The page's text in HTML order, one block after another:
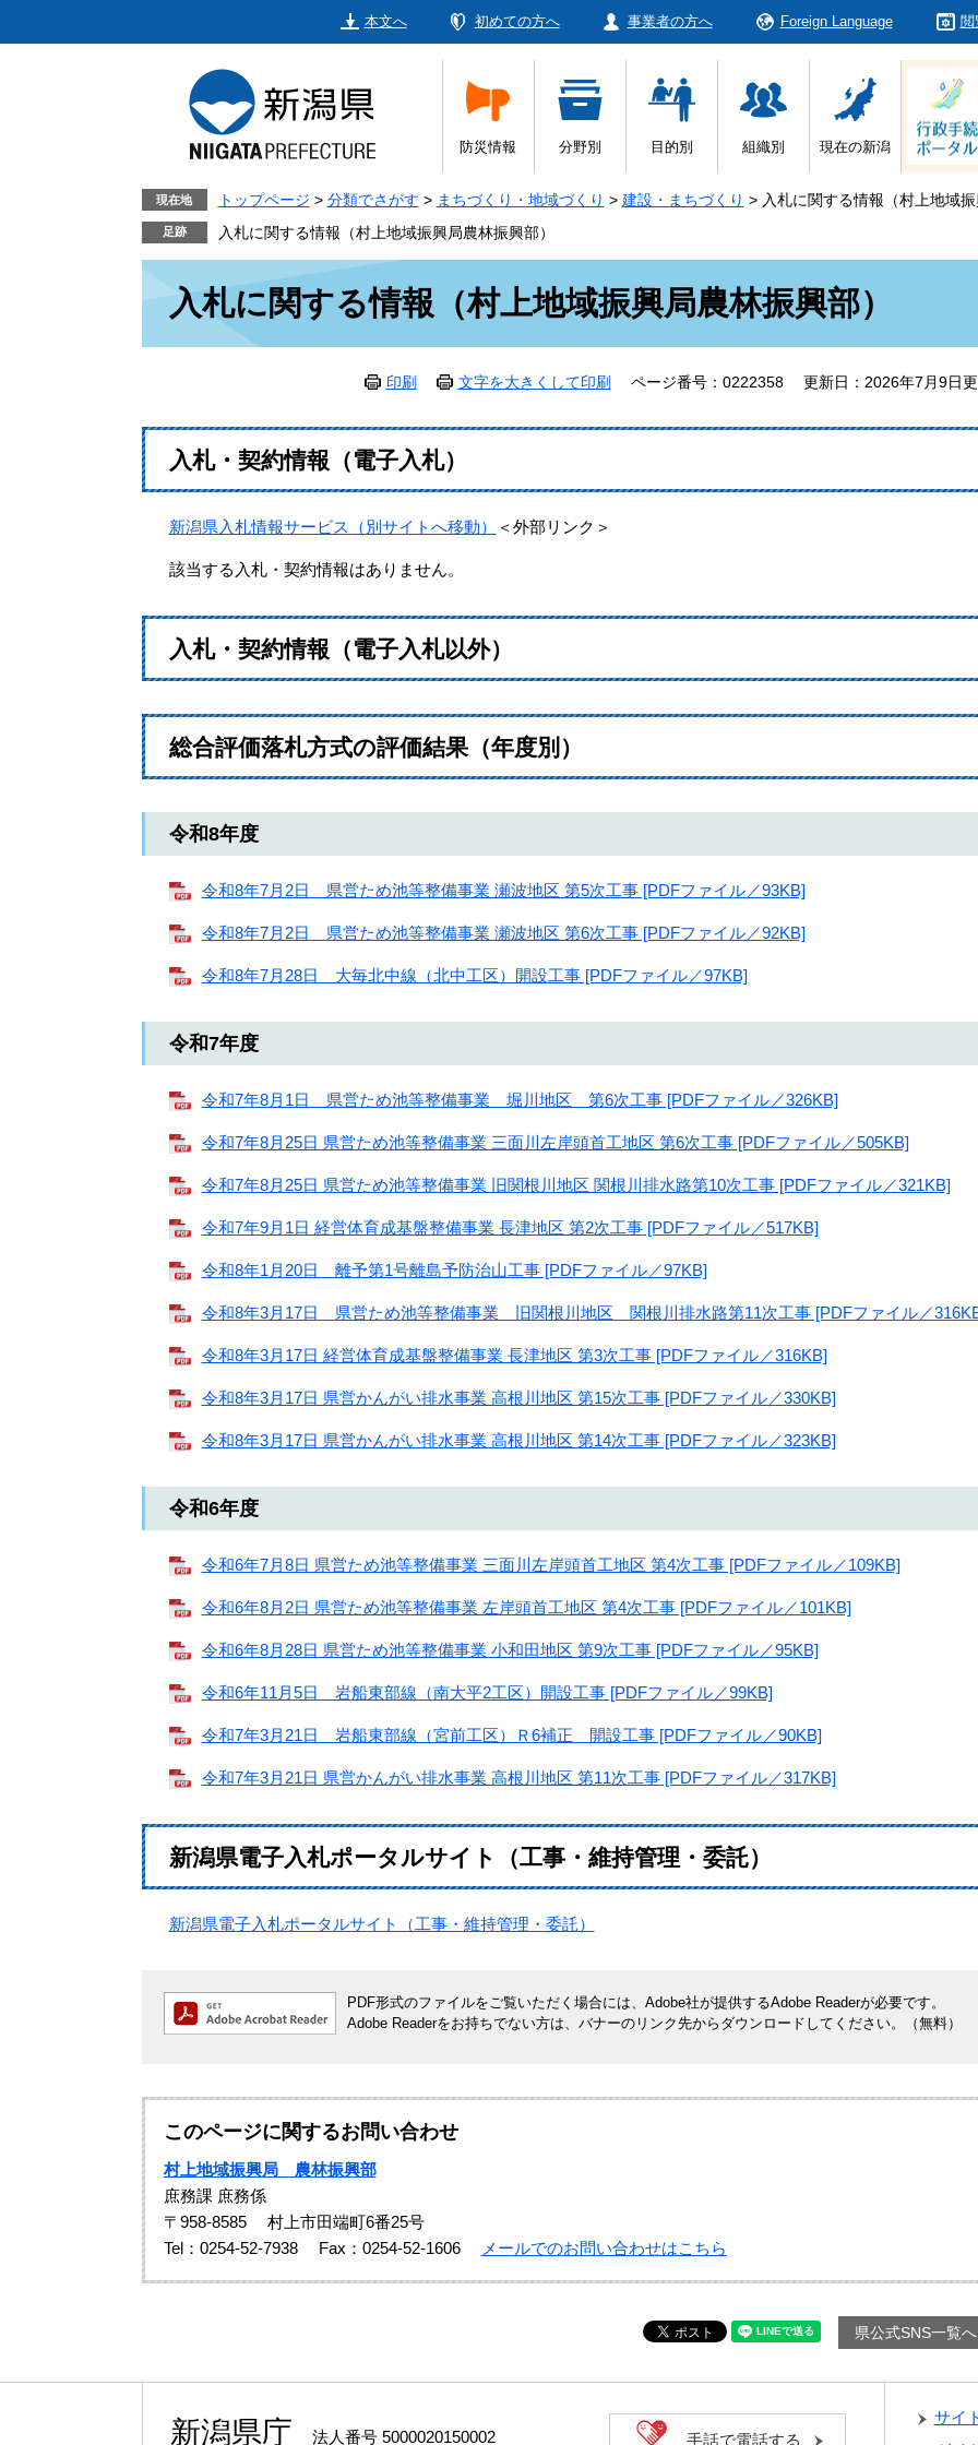
本文へ 初めての方へ 事業者の方へ Foreign Language 閲
防災情報 分野別 目的別 組織別 現在の新潟
現在地 トップページ > 分類でさがす > まちづくり・地域づくり > 建設・まちづくり > 入札に関する情報（村上地域
入札に関する情報（村上地域振興局農林振興部）
入札に関する情報（村上地域振興局農林振興部）
印刷 文字を大きくして印刷 ページ番号：0222358 更新日：2026年7月9日
入札・契約情報（電子入札）
新潟県入札情報サービス（別サイトへ移動） ＜外部リンク＞
該当する入札・契約情報はありません。
入札・契約情報（電子入札以外）
総合評価落札方式の評価結果（年度別）
令和8年度
令和8年7月2日 県営ため池等整備事業 瀬波地区 第5次工事 [PDFファイル／93KB]
令和8年7月2日 県営ため池等整備事業 瀬波地区 第6次工事 [PDFファイル／92KB]
令和8年7月28日 大毎北中線（北中工区）開設工事 [PDFファイル／97KB]
令和7年度
令和7年8月1日 県営ため池等整備事業 堀川地区 第6次工事 [PDFファイル／326KB]
令和7年8月25日 県営ため池等整備事業 三面川左岸頭首工地区 第6次工事 [PDFファイル／505KB]
令和7年8月25日 県営ため池等整備事業 旧関根川地区 関根川排水路第10次工事 [PDFファイル／321KB]
令和7年9月1日 経営体育成基盤整備事業 長津地区 第2次工事 [PDFファイル／517KB]
令和8年1月20日 離予第1号離島予防治山工事 [PDFファイル／97KB]
令和8年3月17日 県営ため池等整備事業 旧関根川地区 関根川排水路第11次工事 [PDFファイル／
令和8年3月17日 経営体育成基盤整備事業 長津地区 第3次工事 [PDFファイル／316KB]
令和8年3月17日 県営かんがい排水事業 高根川地区 第15次工事 [PDFファイル／330KB]
令和8年3月17日 県営かんがい排水事業 高根川地区 第14次工事 [PDFファイル／323KB]
令和6年度
令和6年7月8日 県営ため池等整備事業 三面川左岸頭首工地区 第4次工事 [PDFファイル／109KB]
令和6年8月2日 県営ため池等整備事業 左岸頭首工地区 第4次工事 [PDFファイル／101KB]
令和6年8月28日 県営ため池等整備事業 小和田地区 第9次工事 [PDFファイル／95KB]
令和6年11月5日 岩船東部線（南大平2工区）開設工事 [PDFファイル／99KB]
令和7年3月21日 岩船東部線（宮前工区）Ｒ6補正 開設工事 [PDFファイル／90KB]
令和7年3月21日 県営かんがい排水事業 高根川地区 第11次工事 [PDFファイル／317KB]
新潟県電子入札ポータルサイト（工事・維持管理・委託）
新潟県電子入札ポータルサイト（工事・維持管理・委託）
PDF形式のファイルをご覧いただく場合には、Adobe社が提供するAdobe Readerが必要です。
Adobe Readerをお持ちでない方は、バナーのリンク先からダウンロードしてください。（無料）
このページに関するお問い合わせ
村上地域振興局 農林振興部
庶務課 庶務係
〒958-8585
村上市田端町6番25号
Tel：0254-52-7938
Fax：0254-52-1606 メールでのお問い合わせはこちら
県公式SNS一覧へ
新潟県庁 法人番号 5000020150002 手話で電話する
サイ